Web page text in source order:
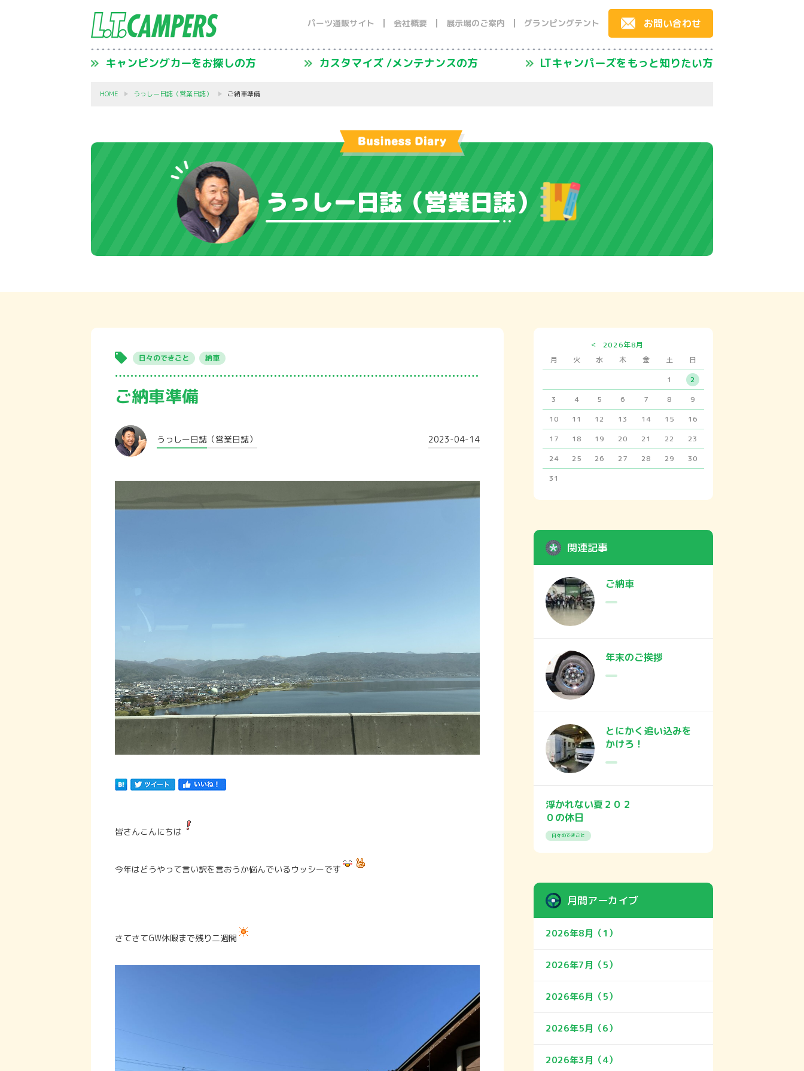
キャンピングカーをお探しの方 カスタマイズ /メンテナンスの方 LTキャンパーズをもっと知りたい方
パーツ通販サイト 会社概要 展示場のご案内 グランピングテント お問い合わせ
HOME うっしー日誌（営業日誌） ご納車準備
うっしー日誌 （営業日誌）
日々のできごと 納車
ご納車準備
うっしー日誌 （営業日誌） 2023-04-14
皆さんこんにちは
今年はどうやって言い訳を言おうか悩んでいるウッシーです
さてさてGW休暇まで残り二週間
<
2026年8月
月
火 水 木 金 土
日
1
2
3
4 5 6 7 8
9
10
11 12 13 14 15
16
17
18 19 20 21 22
23
24
25 26 27 28 29
30
31
関連記事
ご納車
年末のご挨拶
とにかく追い込みを
かけろ！
浮かれない夏２０２
０の休日
日々のできごと
月間アーカイブ
2026年8月（1）
2026年7月（5）
2026年6月（5）
2026年5月（6）
2026年3月（4）